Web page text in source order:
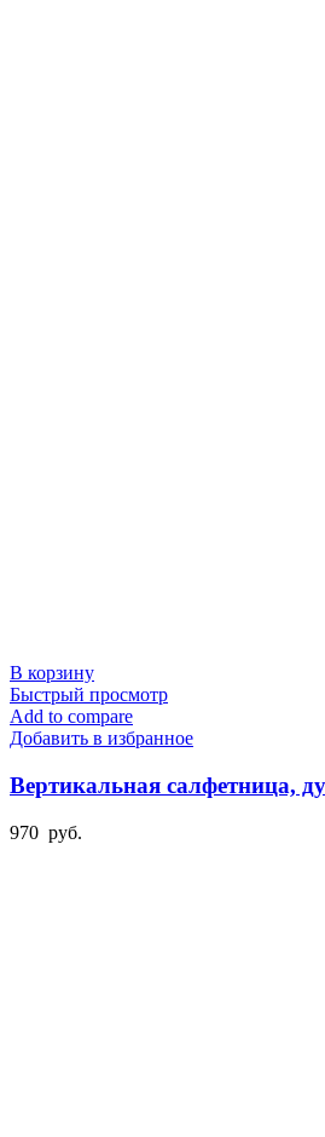
В корзину
Быстрый просмотр
Add to compare
Добавить в избранное
Вертикальная салфетница,
970 руб.